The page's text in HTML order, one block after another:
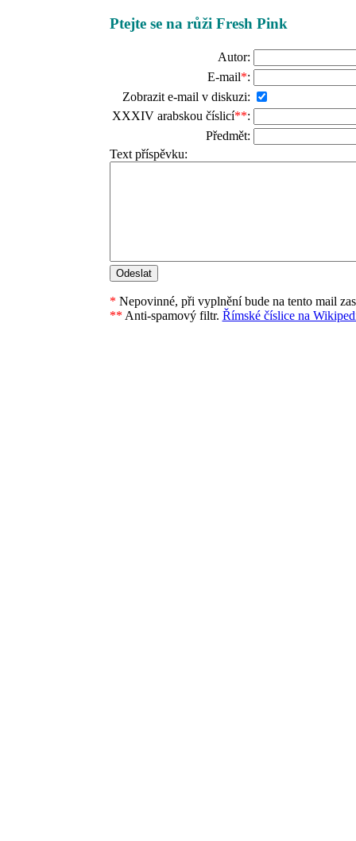
Ptejte se na růži Fresh Pink
Autor:
E-mail*:
Zobrazit e-mail v diskuzi:
XXXIV arabskou číslicí**:
Předmět:
Text příspěvku:
* Nepovinné, při vyplnění bude na tento mail
** Anti-spamový filtr. Římské číslice na